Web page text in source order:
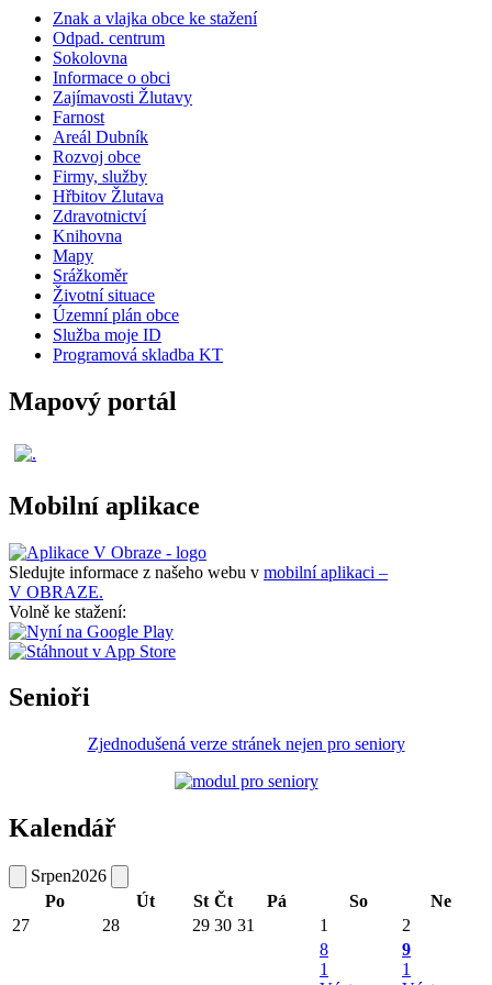
Znak a vlajka obce ke stažení
Odpad. centrum
Sokolovna
Informace o obci
Zajímavosti Žlutavy
Farnost
Areál Dubník
Rozvoj obce
Firmy, služby
Hřbitov Žlutava
Zdravotnictví
Knihovna
Mapy
Srážkoměr
Životní situace
Územní plán obce
Služba moje ID
Programová skladba KT
Mapový portál
Mobilní aplikace
Sledujte informace z našeho webu v mobilní aplikaci –
V OBRAZE.
Volně ke stažení:
Senioři
Zjednodušená verze stránek nejen pro seniory
Kalendář
Srpen2026
Po
Út St Čt Pá So
Ne
27
28 29 30 31 1 2
8
1
9
1